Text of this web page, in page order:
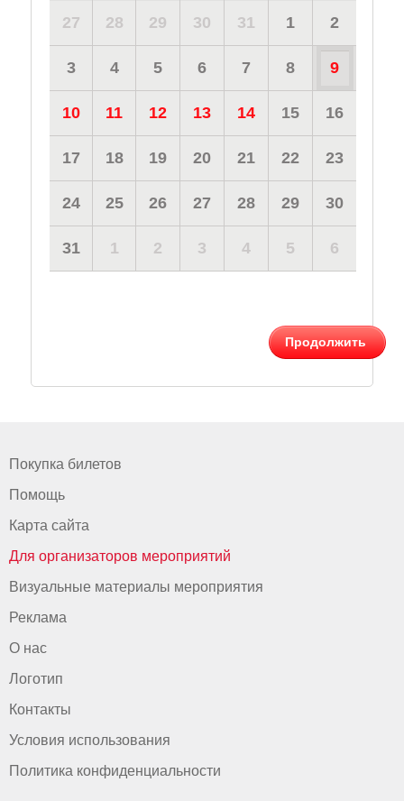
27 28 29 30 31 1 2
3 4 5 6 7 8 9
10 11 12 13 14 15 16
17 18 19 20 21 22 23
24 25 26 27 28 29 30
31 1 2 3 4 5 6
Продолжить
Покупка билетов
Помощь
Карта сайта
Для организаторов мероприятий
Визуальные материалы мероприятия
Реклама
О нас
Логотип
Контакты
Условия использования
Политика конфиденциальности